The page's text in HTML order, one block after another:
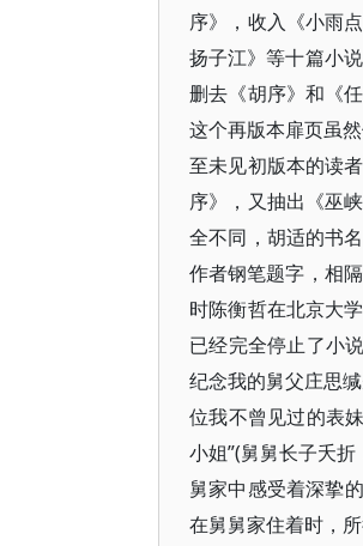
序》，收入《小雨
扬子江》等十篇小
删去《胡序》和《
这个再版本扉页虽
至未见初版本的读
序》，又抽出《巫
全不同，胡适的书
作者钢笔题字，相
时陈衡哲在北京大
已经完全停止了小
纪念我的舅父庄思
位我不曾见过的表
小姐”(舅舅长子夭
舅家中感受着深挚
在舅舅家住着时，